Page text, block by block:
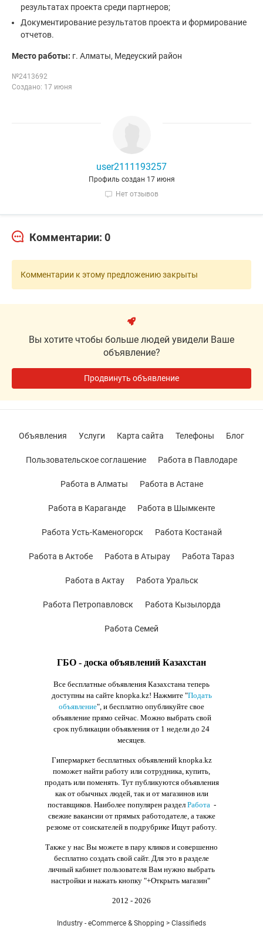
результатах проекта среди партнеров;
Документирование результатов проекта и формирование
отчетов.
Место работы: г. Алматы, Медеуский район
№2413692
Создано: 17 июня
user2111193257
Профиль создан 17 июня
Нет отзывов
Комментарии: 0
Комментарии к этому предложению закрыты
Вы хотите чтобы больше людей увидели Ваше
объявление?
Продвинуть объявление
ГБО - доска объявлений Казахстан
Все бесплатные объявления Казахстана теперь
доступны на сайте knopka.kz! Нажмите "Подать
объявление", и бесплатно опубликуйте свое
объявление прямо сейчас. Можно выбрать свой
срок публикации объявления от 1 недели до 24
месяцев.
Гипермаркет бесплатных объявлений knopka.kz
поможет найти работу или сотрудника, купить,
продать или поменять. Тут публикуются объявления
как от обычных людей, так и от магазинов или
поставщиков. Наиболее популярен раздел Работа-
свежие вакансии от прямых работодателе, а также
резюме от соискателей в подрубрике Ищут работу.
Также у нас Вы можете в пару кликов и совершенно
бесплатно создать свой сайт. Для это в разделе
личный кабинет пользователя Вам нужно выбрать
настройки и нажать кнопку "+Открыть магазин"
2012 - 2026
Объявления Услуги Карта сайта Телефоны Блог
Пользовательское соглашение Работа в Павлодаре
Работа в Алматы Работа в Астане
Работа в Караганде Работа в Шымкенте
Работа Усть-Каменогорск Работа Костанай
Работа в Актобе Работа в Атырау Работа Тараз
Работа в Актау Работа Уральск
Работа Петропавловск Работа Кызылорда
Работа Семей
Industry - eCommerce & Shopping > Classifieds